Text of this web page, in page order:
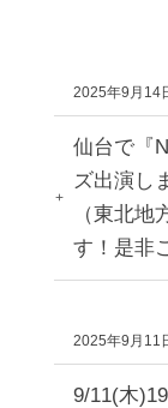
2025年9月14
仙台で『
ズ出演し
（東北
す！是非
2025年9月11
9/11(木